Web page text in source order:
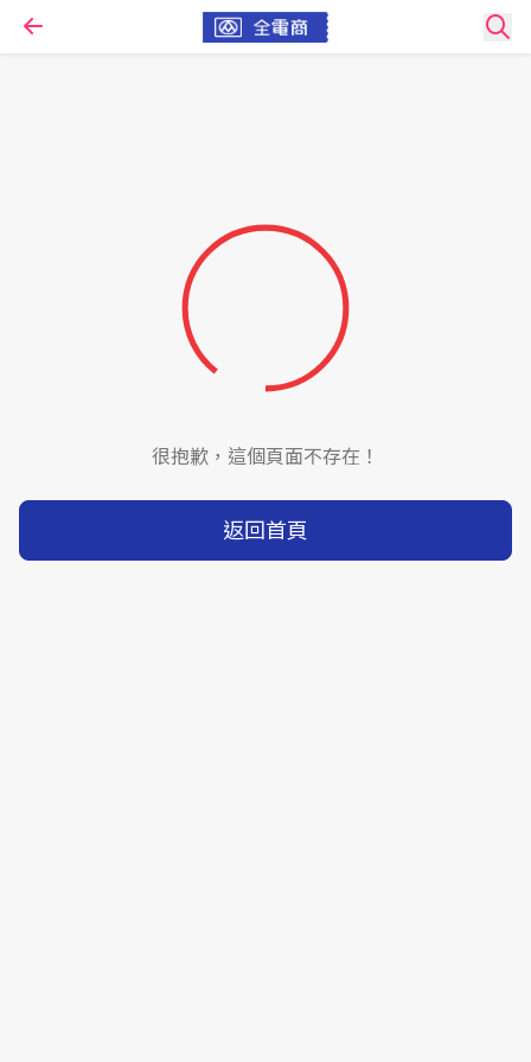
很抱歉，這個頁面不存在！
返回首頁